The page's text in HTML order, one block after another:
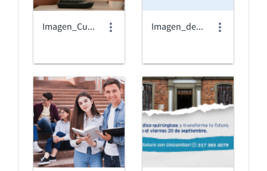
Imagen_Cursos_Diplomados.png Imagen_default_Banner.png